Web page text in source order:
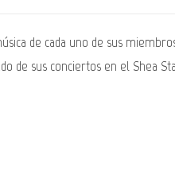
de cada uno de sus
de sus conciertos en el Shea